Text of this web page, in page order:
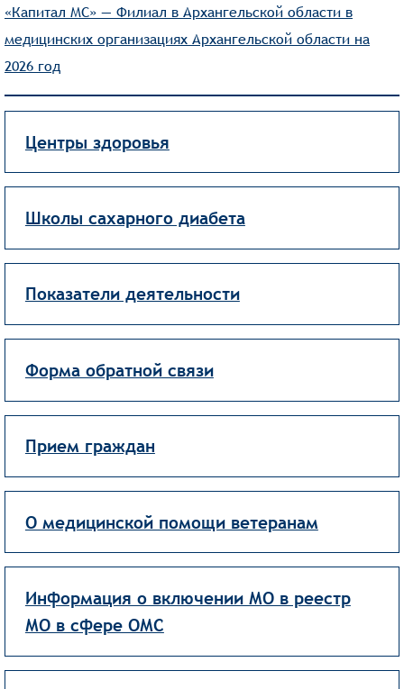
«Капитал МС» — Филиал в Архангельской области в
медицинских организациях Архангельской области на
2026 год
Центры здоровья
Школы сахарного диабета
Показатели деятельности
Форма обратной связи
Прием граждан
О медицинской помощи ветеранам
Информация о включении МО в реестр
МО в сфере ОМС